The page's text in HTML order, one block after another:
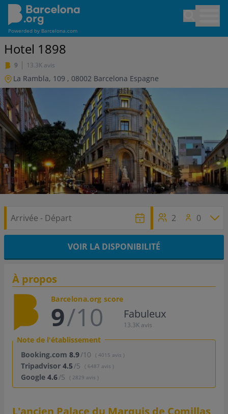
Aller
contenu
principal
Powerded by Barcelona.com
Hotel 1898
9 13.3K avis
La Rambla, 109 , 08002 Barcelona Espagne
2 0
VOIR LA DISPONIBILITÉ
À propos
Barcelona.org score
9/10 Fabuleux
13.3K avis
Note de l'établissement
Booking.com 8.9/10 ( 4015 avis )
Tripadvisor 4.5/5 ( 6487 avis )
Google 4.6/5 ( 2829 avis )
L'ancien Palace du Marquis de Comillas